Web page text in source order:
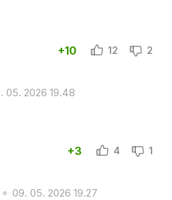
+10 12 2
05. 2026 19.48
+3 4 1
09. 05. 2026 19.27